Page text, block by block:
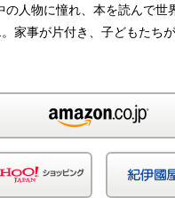
の人物に憧れ、本を読んで世
家事が片付き、子どもたち
Yahoo!ショッ